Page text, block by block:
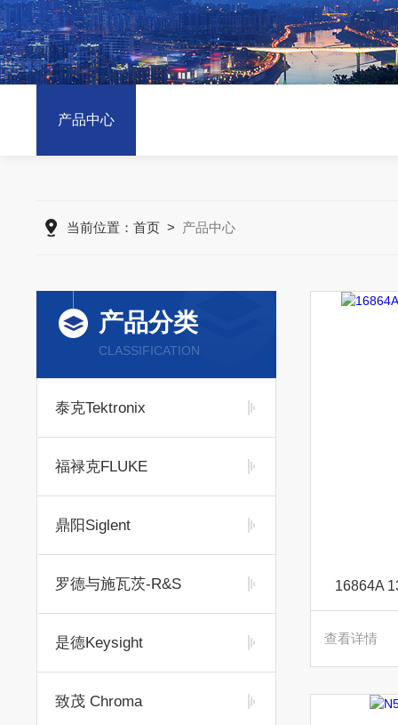
产品中心
当前位置： 首页> 产品中心
产品分类
CLASSIFICATION
泰克Tektronix
福禄克FLUKE
鼎阳Siglent
罗德与施瓦茨-R&S
是德Keysight
致茂 Chroma
16864A
查看详情